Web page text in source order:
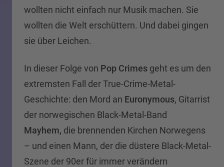
wollten nicht einfach nur Musik machen. Sie
wollten die Welt erschüttern. Und dabei gingen
sie über Leichen.
In dieser Folge von Pop Crimes geht es um den
extremsten Fall der True-Crime-Metal-
Geschichte: den Mord an Euronymous, Gitarrist
der norwegischen Black-Metal-Band
Mayhem, die brennenden Kirchen Norwegens
– und einen Mann, der die düstere Black-Metal-
Szene der 90er für immer verändern